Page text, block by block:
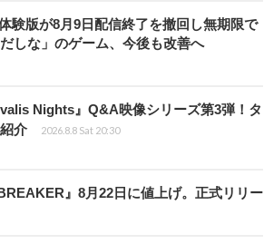
験版が8月9日配信終了を撤回し無期限で
しな」のゲーム、今後も改善へ
Nights』Q&A映像シリーズ第3弾！タ
介
2026.8.8 Sat 20:30
』8月22日に値上げ。正式リリー